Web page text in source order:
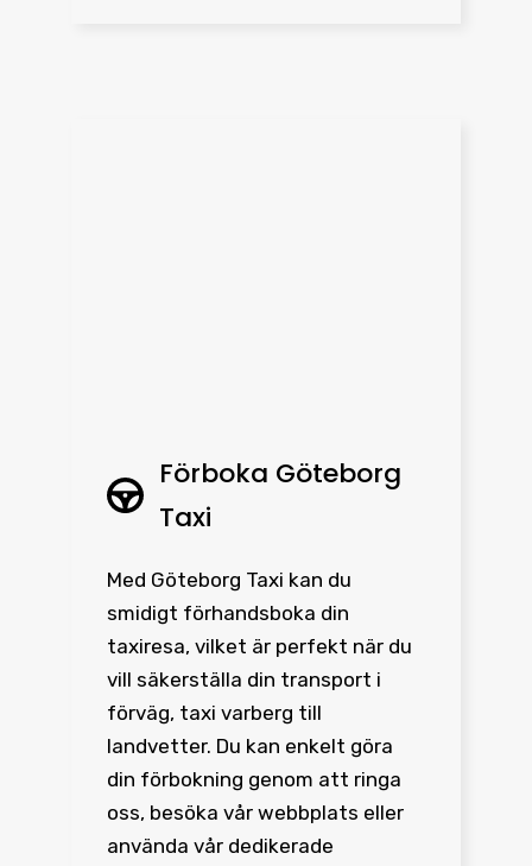
Förboka Göteborg
Taxi
Med Göteborg Taxi kan du
smidigt förhandsboka din
taxiresa, vilket är perfekt när du
vill säkerställa din transport i
förväg, taxi varberg till
landvetter. Du kan enkelt göra
din förbokning genom att ringa
oss, besöka vår webbplats eller
använda vår dedikerade